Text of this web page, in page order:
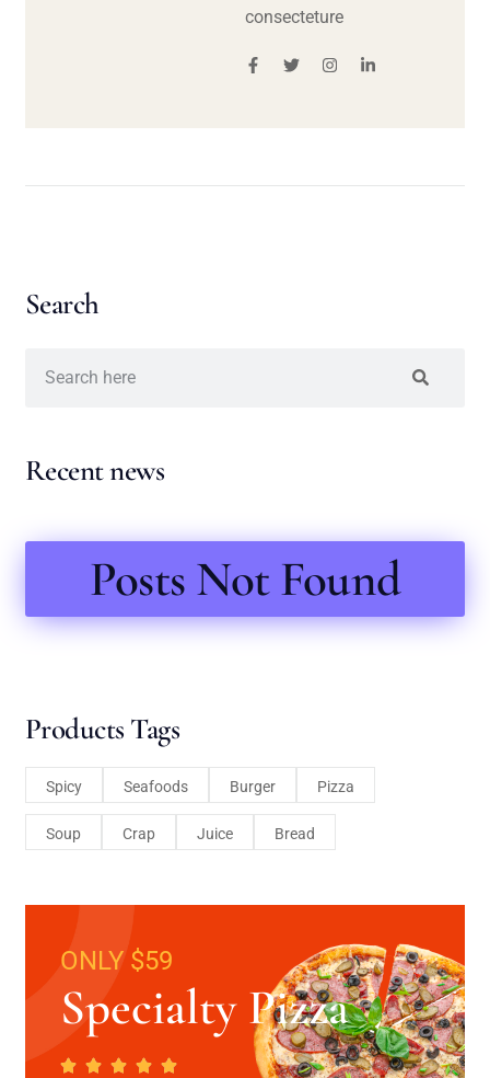
consecteture
Search
Recent news
Posts Not Found
Products Tags
Spicy Seafoods Burger Pizza
Soup Crap Juice Bread
ONLY $59
Specialty Pizza